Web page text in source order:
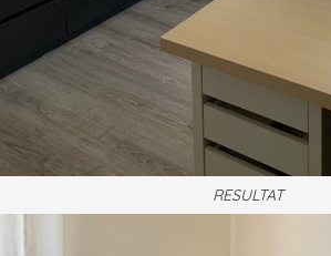
RESULTAT